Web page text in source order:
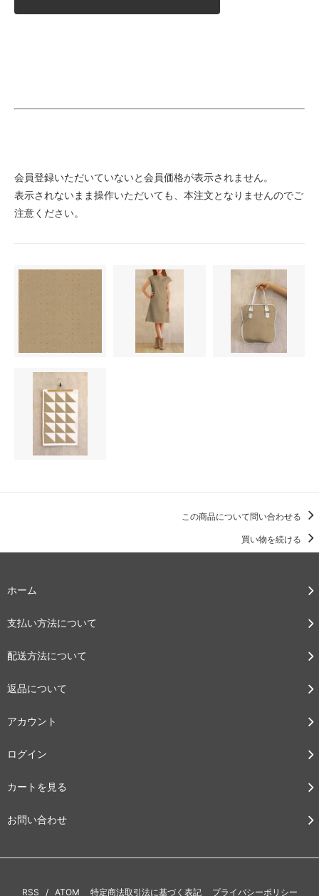
会員登録いただいていないと会員価格が表示されません。
表示されないまま操作いただいても、本注文となりませんのでご
注意ください。
この商品について問い合わせる
買い物を続ける
ホーム
支払い方法について
配送方法について
返品について
アカウント
ログイン
カートを見る
お問い合わせ
RSS / ATOM 特定商法取引法に基づく表記 プライバシーポリシー